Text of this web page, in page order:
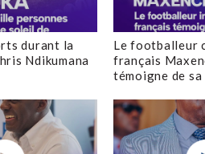
durant la
Ndikumana
Le footballeur
français
témoigne de